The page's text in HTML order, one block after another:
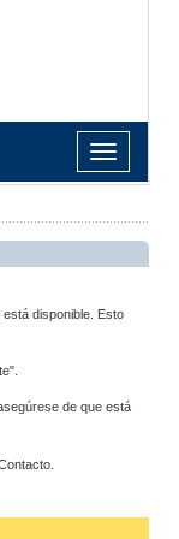
Toggle
navigation
disponible. Esto
de que está